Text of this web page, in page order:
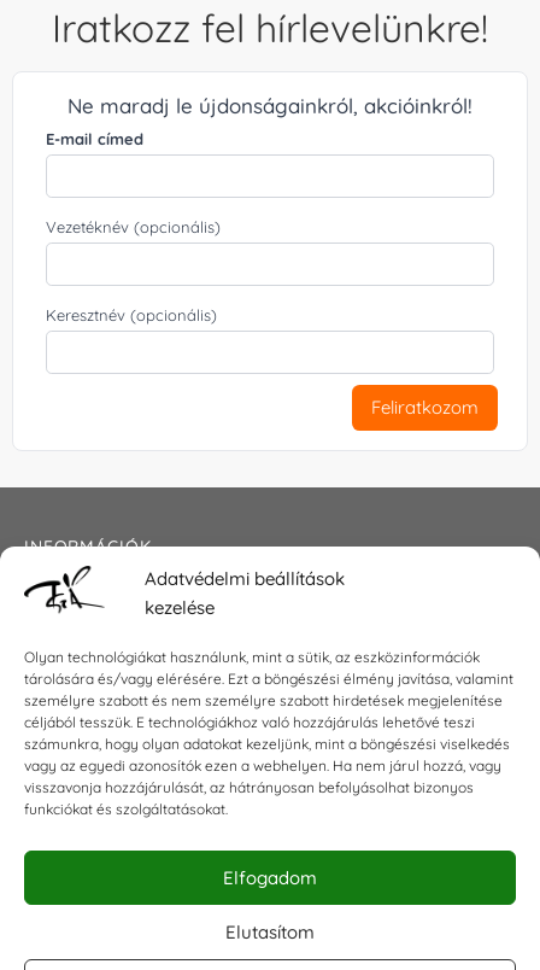
Adatvédelmi beállítások
kezelése
Olyan technológiákat használunk, mint a sütik, az eszközinformációk
tárolására és/vagy elérésére. Ezt a böngészési élmény javítása, valamint
személyre szabott és nem személyre szabott hirdetések megjelenítése
céljából tesszük. E technológiákhoz való hozzájárulás lehetővé teszi
számunkra, hogy olyan adatokat kezeljünk, mint a böngészési viselkedés
vagy az egyedi azonosítók ezen a webhelyen. Ha nem járul hozzá, vagy
visszavonja hozzájárulását, az hátrányosan befolyásolhat bizonyos
funkciókat és szolgáltatásokat.
Elfogadom
Elutasítom
Iratkozz fel hírlevelünkre!
Ne maradj le újdonságainkról, akcióinkról!
E-mail címed
Vezetéknév (opcionális)
Keresztnév (opcionális)
Feliratkozom
INFORMÁCIÓK
Általános szerződési feltételek
Impresszum
KAPCSOLAT
E-mail:shop@torokszilvi.com
Telefon: +36 30 6767872
KÖZÖSSÉGI